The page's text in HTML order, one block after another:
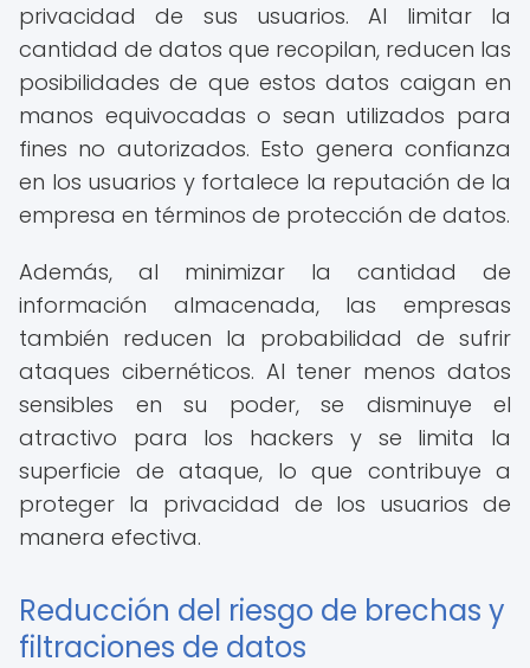
privacidad de sus usuarios. Al limitar la
cantidad de datos que recopilan, reducen las
posibilidades de que estos datos caigan en
manos equivocadas o sean utilizados para
fines no autorizados. Esto genera confianza
en los usuarios y fortalece la reputación de la
empresa en términos de protección de datos.
Además, al minimizar la cantidad de
información almacenada, las empresas
también reducen la probabilidad de sufrir
ataques cibernéticos. Al tener menos datos
sensibles en su poder, se disminuye el
atractivo para los hackers y se limita la
superficie de ataque, lo que contribuye a
proteger la privacidad de los usuarios de
manera efectiva.
Reducción del riesgo de brechas y
filtraciones de datos